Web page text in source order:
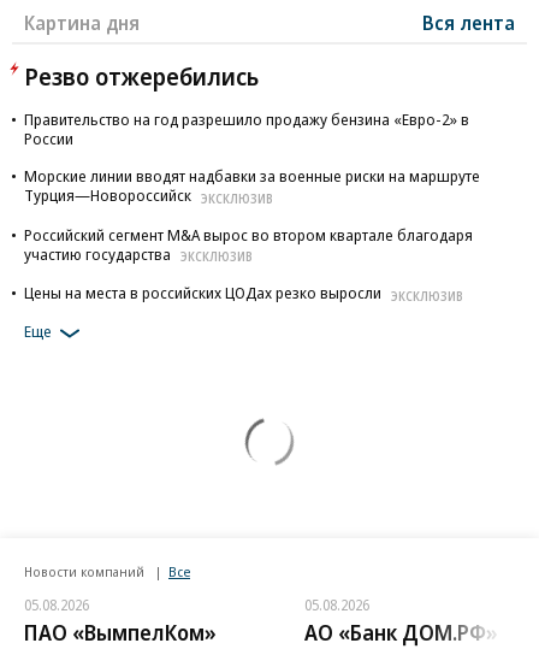
Картина дня Вся лента
Резво отжеребились
Правительство на год разрешило продажу бензина «Евро-2» в
России
Морские линии вводят надбавки за военные риски на маршруте
Турция—Новороссийск ЭКСКЛЮЗИВ
Российский сегмент M&A вырос во втором квартале благодаря
участию государства
ЭКСКЛЮЗИВ
Цены на места в российских ЦОДах резко выросли ЭКСКЛЮЗИВ
Еще
Новости компаний Все
05.08.2026
ПАО «ВымпелКом»
05.08.2026
АО «Банк ДОМ.РФ»